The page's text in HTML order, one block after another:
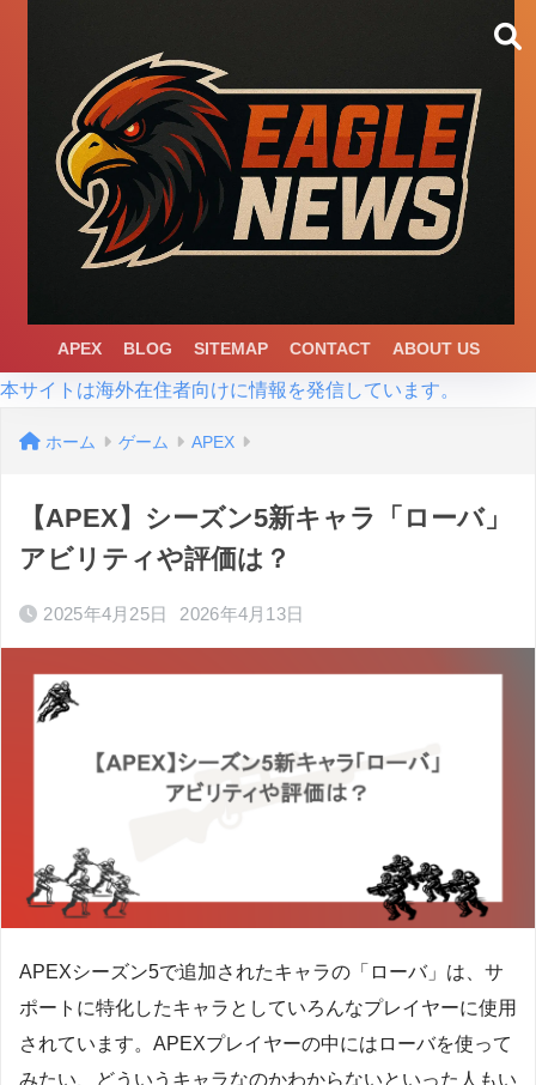
APEX BLOG SITEMAP CONTACT ABOUT US
本サイトは海外在住者向けに情報を発信しています。
ホーム ゲーム APEX
【APEX】シーズン5新キャラ「ローバ」
アビリティや評価は？
2025年4月25日 2026年4月13日
APEXシーズン5で追加されたキャラの「ローバ」は、サ
ポートに特化したキャラとしていろんなプレイヤーに使用
されています。APEXプレイヤーの中にはローバを使って
みたい、どういうキャラなのかわからないといった人もい